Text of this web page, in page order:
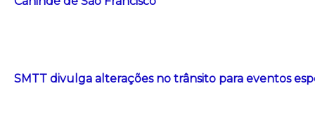
SMTT divulga alterações no trânsito para eventos